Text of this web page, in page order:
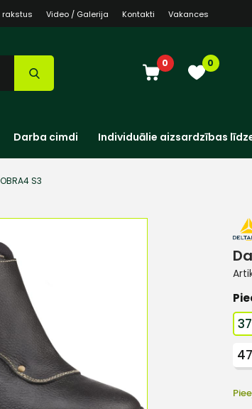
rakstus Video / Galerija Kontakti Vakances
0 0
Darba cimdi Individuālie aizsardzības
S3
37
47